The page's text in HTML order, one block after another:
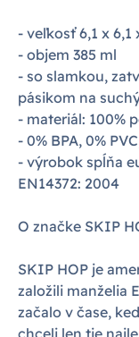
- veľkosť 6,1 x 6,1
- objem 385 ml
- so slamkou,
pásikom na
- materiál: 100%
- 0% BPA, 0%
- výrobok spĺňa
EN14372: 2004
O značke SKIP
SKIP HOP je
založili manželia
začalo v čase,
chceli len tie